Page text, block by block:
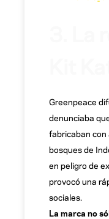
Greenpeace
denunciaba
fabricaban con
bosques de
en peligro de
provocó una
sociales.
La marca no